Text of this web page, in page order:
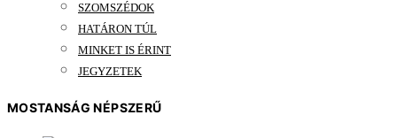
SZOMSZÉDOK
HATÁRON TÚL
MINKET IS ÉRINT
JEGYZETEK
MOSTANSÁG NÉPSZERŰ